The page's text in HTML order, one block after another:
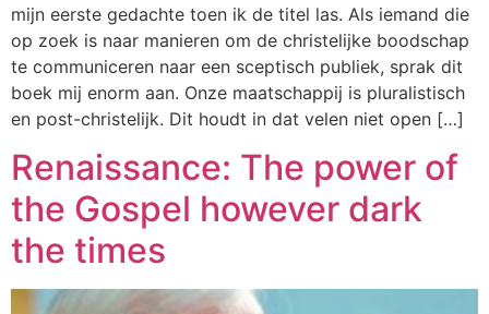
mijn eerste gedachte toen ik de titel las. Als iemand die
op zoek is naar manieren om de christelijke boodschap
te communiceren naar een sceptisch publiek, sprak dit
boek mij enorm aan. Onze maatschappij is pluralistisch
en post-christelijk. Dit houdt in dat velen niet open […]
Renaissance: The power of
the Gospel however dark
the times